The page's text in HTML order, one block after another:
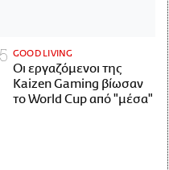
GOOD LIVING
Οι εργαζόμενοι της
Kaizen Gaming βίωσαν
το World Cup από "μέσα"